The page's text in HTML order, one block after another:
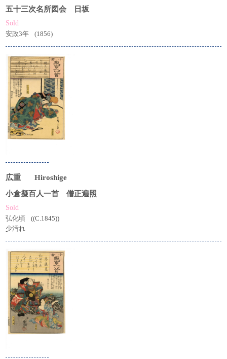
五十三次名所図会 日坂
Sold
安政3年
(1856)
広重
Hiroshige
小倉擬百人一首 僧正遍照
Sold
弘化頃
((C.1845))
少汚れ